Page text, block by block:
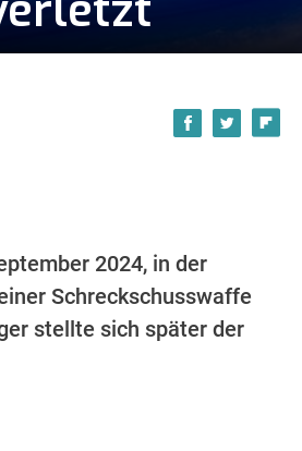
2024, in der
Schreckschusswaffe
stellte sich später der